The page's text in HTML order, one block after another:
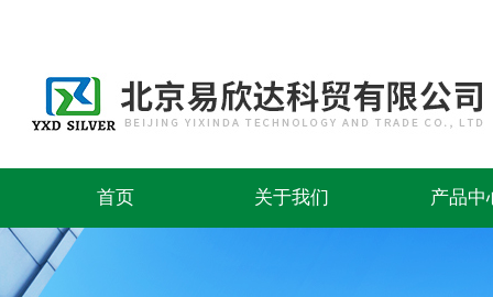
首页 关于我们 产品中